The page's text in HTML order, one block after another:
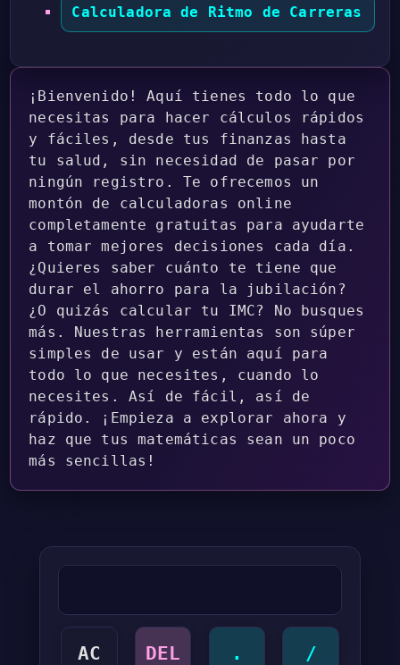
Calculadora de Ritmo de Carreras
¡Bienvenido! Aquí tienes todo lo que
necesitas para hacer cálculos rápidos
y fáciles, desde tus finanzas hasta
tu salud, sin necesidad de pasar por
ningún registro. Te ofrecemos un
montón de calculadoras online
completamente gratuitas para ayudarte
a tomar mejores decisiones cada día.
¿Quieres saber cuánto te tiene que
durar el ahorro para la jubilación?
¿O quizás calcular tu IMC? No busques
más. Nuestras herramientas son súper
simples de usar y están aquí para
todo lo que necesites, cuando lo
necesites. Así de fácil, así de
rápido. ¡Empieza a explorar ahora y
haz que tus matemáticas sean un poco
más sencillas!
AC DEL . /